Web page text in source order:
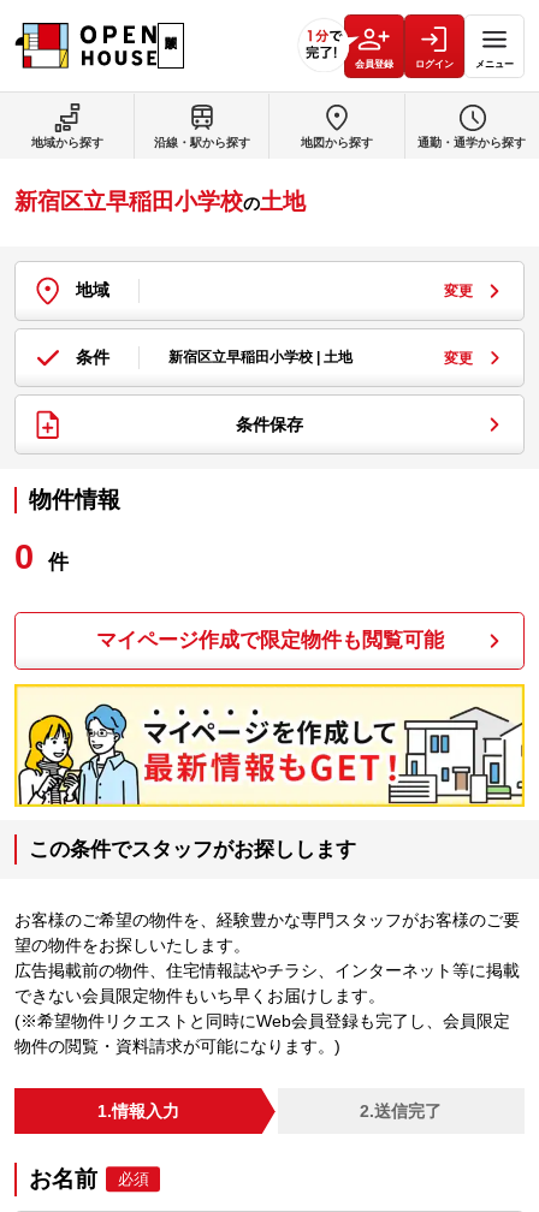
会員登録 ログイン メニュー
新宿区立早稲田小学校の土地
地域 変更
条件 新宿区立早稲田小学校 | 土地 変更
条件保存
物件情報
0 件
マイページ作成で限定物件も閲覧可能
この条件でスタッフがお探しします
お客様のご希望の物件を、経験豊かな専門スタッフがお客様のご要
望の物件をお探しいたします。
広告掲載前の物件、住宅情報誌やチラシ、インターネット等に掲載
できない会員限定物件もいち早くお届けします。
(※希望物件リクエストと同時にWeb会員登録も完了し、会員限定
物件の閲覧・資料請求が可能になります。)
1.情報入力 2.送信完了
お名前 必須
地域から探す 沿線・駅から探す 地図から探す 通勤・通学から探す